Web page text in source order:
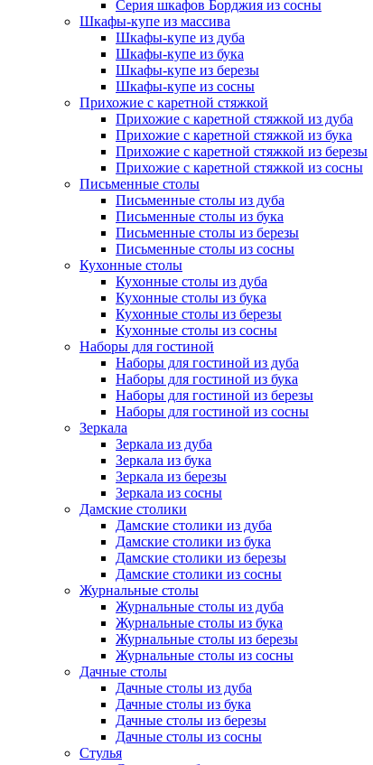
Серия шкафов Борджия из сосны
Шкафы-купе из массива
Шкафы-купе из дуба
Шкафы-купе из бука
Шкафы-купе из березы
Шкафы-купе из сосны
Прихожие с каретной стяжкой
Прихожие с каретной стяжкой из дуба
Прихожие с каретной стяжкой из бука
Прихожие с каретной стяжкой из березы
Прихожие с каретной стяжкой из сосны
Письменные столы
Письменные столы из дуба
Письменные столы из бука
Письменные столы из березы
Письменные столы из сосны
Кухонные столы
Кухонные столы из дуба
Кухонные столы из бука
Кухонные столы из березы
Кухонные столы из сосны
Наборы для гостиной
Наборы для гостиной из дуба
Наборы для гостиной из бука
Наборы для гостиной из березы
Наборы для гостиной из сосны
Зеркала
Зеркала из дуба
Зеркала из бука
Зеркала из березы
Зеркала из сосны
Дамские столики
Дамские столики из дуба
Дамские столики из бука
Дамские столики из березы
Дамские столики из сосны
Журнальные столы
Журнальные столы из дуба
Журнальные столы из бука
Журнальные столы из березы
Журнальные столы из сосны
Дачные столы
Дачные столы из дуба
Дачные столы из бука
Дачные столы из березы
Дачные столы из сосны
Стулья